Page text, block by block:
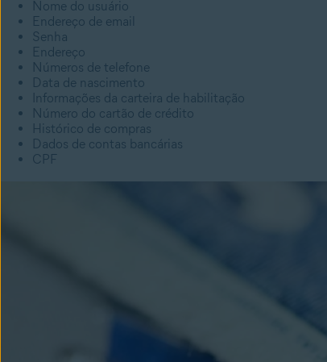
Nome do usuário
Endereço de email
Senha
Endereço
Números de telefone
Data de nascimento
Informações da carteira de habilitação
Número do cartão de crédito
Histórico de compras
Dados de contas bancárias
CPF